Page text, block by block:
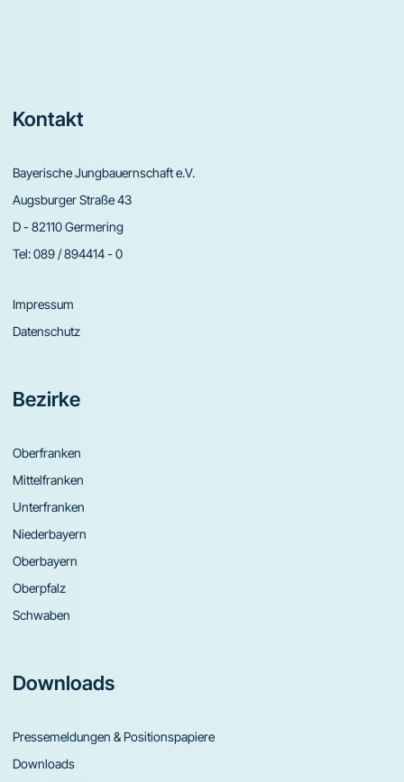
Footer
Kontakt
Bayerische Jungbauernschaft e.V.
Augsburger Straße 43
D - 82110 Germering
Tel:089 / 894414 - 0
Impressum
Datenschutz
Bezirke
Oberfranken
Mittelfranken
Unterfranken
Niederbayern
Oberbayern
Oberpfalz
Schwaben
Downloads
Pressemeldungen & Positionspapiere
Downloads